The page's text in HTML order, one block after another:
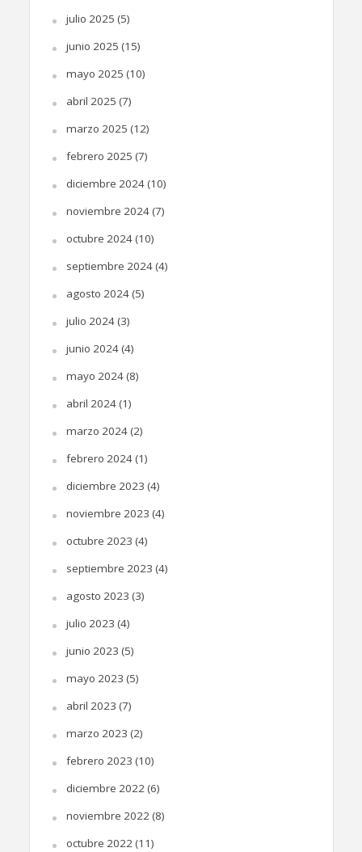
julio 2025 (5)
junio 2025 (15)
mayo 2025 (10)
abril 2025 (7)
marzo 2025 (12)
febrero 2025 (7)
diciembre 2024(10)
noviembre 2024(7)
octubre 2024(10)
septiembre 2024(4)
agosto 2024(5)
julio 2024(3)
junio 2024(4)
mayo 2024(8)
abril 2024(1)
marzo 2024(2)
febrero 2024(1)
diciembre 2023 (4)
noviembre 2023 (4)
octubre 2023 (4)
septiembre 2023 (4)
agosto 2023 (3)
julio 2023 (4)
junio 2023 (5)
mayo 2023 (5)
abril 2023 (7)
marzo 2023 (2)
febrero 2023 (10)
diciembre 2022(6)
noviembre 2022(8)
octubre 2022(11)